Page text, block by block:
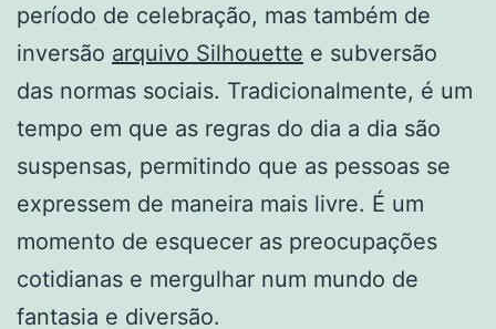
período de celebração, mas também de
inversão arquivo Silhouette e subversão
das normas sociais. Tradicionalmente, é um
tempo em que as regras do dia a dia são
suspensas, permitindo que as pessoas se
expressem de maneira mais livre. É um
momento de esquecer as preocupações
cotidianas e mergulhar num mundo de
fantasia e diversão.